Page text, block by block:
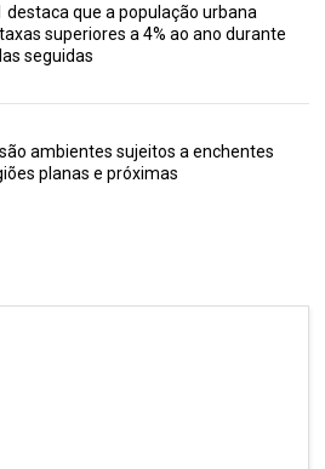
destaca que a população urbana
superiores a 4% ao ano durante
seguidas
ambientes sujeitos a enchentes
planas e próximas